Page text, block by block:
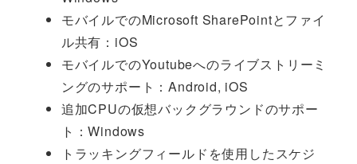
モバイルでのMicrosoft SharePointとファイ
ル共有：iOS
モバイルでのYoutubeへのライブストリーミ
ングのサポート：Android, iOS
追加CPUの仮想バックグラウンドのサポー
ト：Windows
トラッキングフィールドを使用したスケジ